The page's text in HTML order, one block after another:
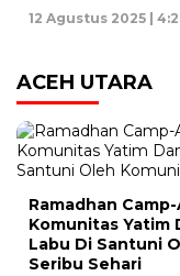
12 Agustus 2025 |
ACEH UTARA
Ramadhan
Komunitas Yatim
Labu Di Santuni
Seribu Sehari